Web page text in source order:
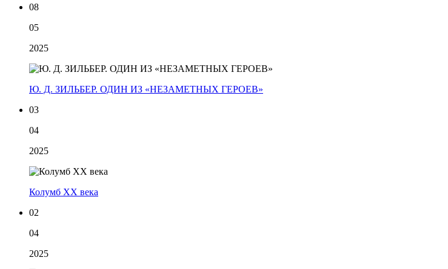
08
05
2025
Ю. Д. ЗИЛЬБЕР. ОДИН ИЗ «НЕЗАМЕТНЫХ ГЕРОЕВ»
03
04
2025
Колумб XX века
02
04
2025